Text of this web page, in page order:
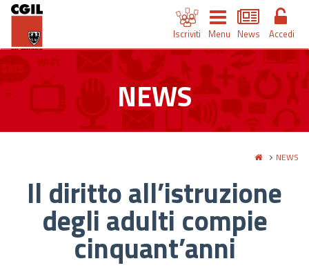
Iscriviti Menu News Accedi
NEWS
NEWS
Il diritto all’istruzione
degli adulti compie
cinquant’anni